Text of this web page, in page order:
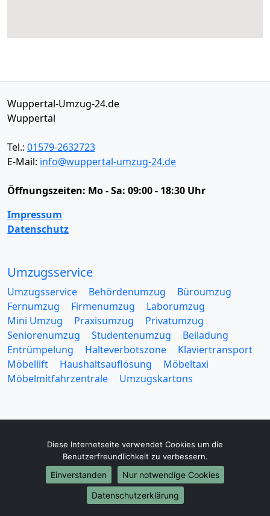
Wuppertal-Umzug-24.de
Wuppertal
Tel.: 01579-2632723
E-Mail: info@wuppertal-umzug-24.de
Öffnungszeiten: Mo - Sa: 09:00 - 18:30 Uhr
Impressum
Datenschutz
Umzugsservice
Umzugsservice Behördenumzug
Büroumzug
Fernumzug
Firmenumzug
Laborumzug
Mini Umzug
Praxisumzug
Privatumzug
Seniorenumzug
Studentenumzug
Beiladung
Entrümpelung
Halteverbotszone
Klaviertransport
Möbellift
Haushaltsauflösung
Möbeltaxi
Möbelmitfahrzentrale
Umzugskartons
Europa-Umzüge
Umzug von Wuppertal nach Belarus
Umzug von Wuppertal nach Belgien
Umzug von Wuppertal nach Bulgarien
Diese Internetseite verwendet Cookies um die
Benutzerfreundlichkeit zu verbessern.
Einverstanden
Nur notwendige Cookies
Datenschutzerklärung